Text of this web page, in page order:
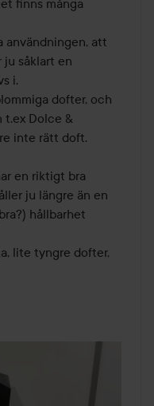
användningen, att
ju såklart en
i.
dofter, och
t.ex Dolce &
inte rätt doft.
en riktigt bra
ju längre än en
hållbarhet
lite tyngre dofter,